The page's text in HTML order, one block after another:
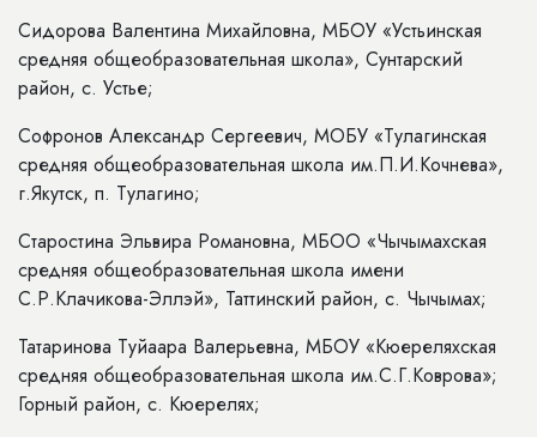
Сидорова Валентина Михайловна, МБОУ «Устьинская
средняя общеобразовательная школа», Сунтарский
район, с. Устье;
Софронов Александр Сергеевич, МОБУ «Тулагинская
средняя общеобразовательная школа им.П.И.Кочнева»,
г.Якутск, п. Тулагино;
Старостина Эльвира Романовна, МБОО «Чычымахская
средняя общеобразовательная школа имени
С.Р.Клачикова-Эллэй», Таттинский район, с. Чычымах;
Татаринова Туйаара Валерьевна, МБОУ «Кюереляхская
средняя общеобразовательная школа им.С.Г.Коврова»;
Горный район, с. Кюерелях;